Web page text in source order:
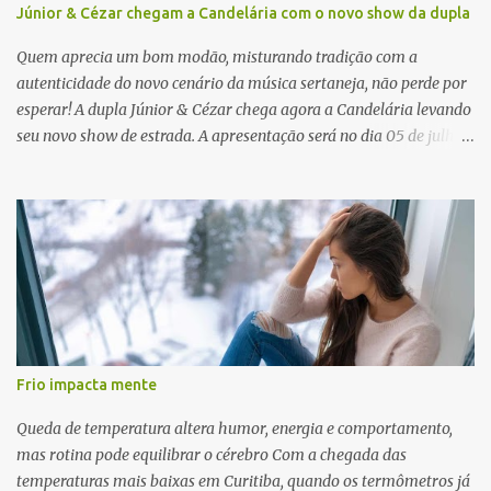
Júnior & Cézar chegam a Candelária com o novo show da dupla
Quem aprecia um bom modão, misturando tradição com a
autenticidade do novo cenário da música sertaneja, não perde por
esperar! A dupla Júnior & Cézar chega agora a Candelária levando
seu novo show de estrada. A apresentação será no dia 05 de julho
barriga diferente. O projeto ‘Simplesmente’ ainda nem foi lançado
por completo e já ver o público cantando com a gente, show após
show, é algo surreal. Muita gente que nos acompanha, desde os
tempos de ‘Clone’ e ‘Golzinho Quadrado’ e, poder seguir juntos
agora, nessa caminhada com ‘Fraquinho de Aparência’, é
gratificante”, comentam os cantores. Além de rodar várias regiões
do Brasil com a agenda de shows, Júnior & Cézar estão lançando
"Simplesmente". O projeto nasceu em 2024, contendo 14 faixas
inéditas, com direção criativa de Fernando Trevisan (Catatau) e
direção musical de Eduardo Pepato....
Frio impacta mente
Queda de temperatura altera humor, energia e comportamento,
mas rotina pode equilibrar o cérebro Com a chegada das
temperaturas mais baixas em Curitiba, quando os termômetros já